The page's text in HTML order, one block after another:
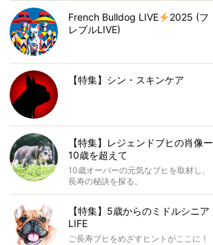
French Bulldog LIVE
2025 (フ
レブルLIVE)
【特集】シン・スキンケア
【特集】レジェンドブヒの肖像ー
10歳を超えて
10歳オーバーの元気なブヒを取材し、
長寿の秘訣を探る。
【特集】5歳からのミドルシニア
LIFE
ご長寿ブヒをめざすヒントがここに！